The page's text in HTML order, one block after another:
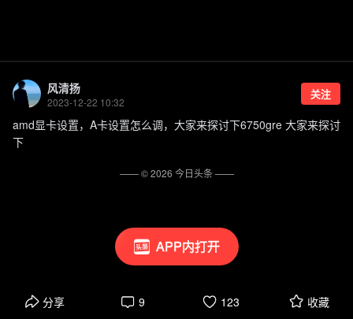
APP内打开
风清扬
2023-12-22 10:32
关注
amd显卡设置，A卡设置怎么调，大家来探讨下6750gre 大家来探讨
下
分享 9 123 收藏
—— ©2026 今日头条——